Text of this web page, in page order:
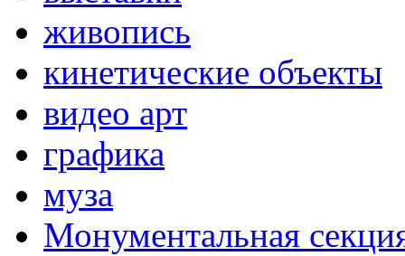
живопись
кинетические объекты
видео арт
графика
муза
Монументальная